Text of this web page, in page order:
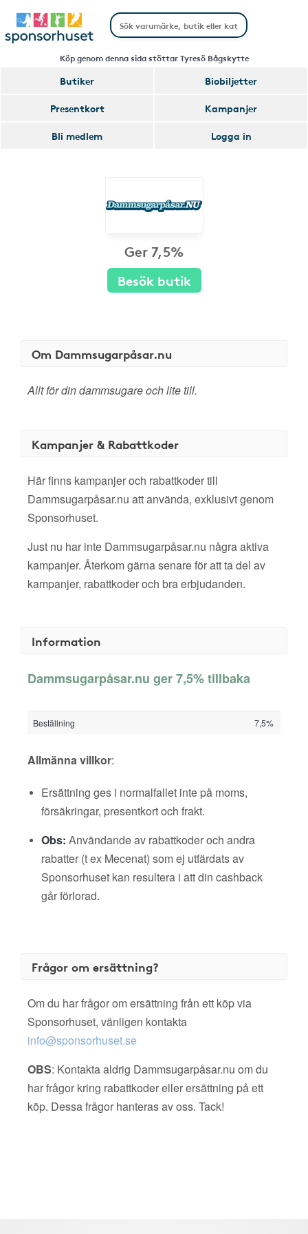
Köp genom denna sida stöttar Tyresö Bågskytte
Butiker
Biobiljetter
Presentkort
Kampanjer
Bli medlem
Logga in
Ger 7,5%
Besök butik
Om Dammsugarpåsar.nu
Allt för din dammsugare och lite till.
Kampanjer & Rabattkoder
Här finns kampanjer och rabattkoder till
Dammsugarpåsar.nu att använda, exklusivt genom
Sponsorhuset.
Just nu har inte Dammsugarpåsar.nu några aktiva
kampanjer. Återkom gärna senare för att ta del av
kampanjer, rabattkoder och bra erbjudanden.
Information
Dammsugarpåsar.nu ger 7,5% tillbaka
Beställning 7,5%
Allmänna villkor:
Ersättning ges i normalfallet inte på moms,
försäkringar, presentkort och frakt.
Obs: Användande av rabattkoder och andra
rabatter (t ex Mecenat) som ej utfärdats av
Sponsorhuset kan resultera i att din cashback
går förlorad.
Frågor om ersättning?
Om du har frågor om ersättning från ett köp via
Sponsorhuset, vänligen kontakta
info@sponsorhuset.se
OBS: Kontakta aldrig Dammsugarpåsar.nu om du
har frågor kring rabattkoder eller ersättning på ett
köp. Dessa frågor hanteras av oss. Tack!